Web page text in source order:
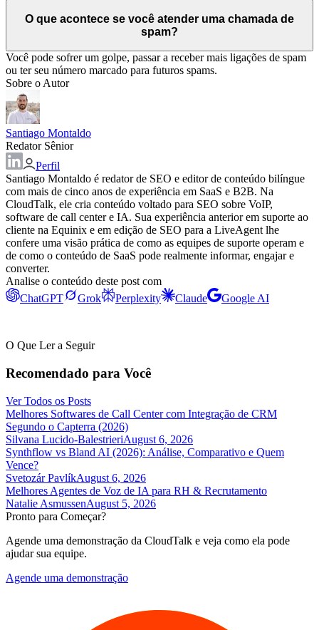
O que acontece se você atender uma chamada de
spam?
Você pode sofrer um golpe, passar a receber mais ligações de spam
ou ter seu número marcado para futuros spams.
Sobre o Autor
Santiago Montaldo
Redator Sênior
Perfil
Santiago Montaldo é redator de SEO e editor de conteúdo bilíngue
com mais de cinco anos de experiência em SaaS e B2B. Na
CloudTalk, ele cria conteúdo voltado para SEO sobre VoIP,
software de call center e IA. Sua experiência anterior em suporte ao
cliente na Equinix e em edição de SEO para a LiveAgent lhe
confere uma visão prática de como as equipes de suporte operam e
de como o conteúdo de SaaS pode realmente informar, engajar e
converter.
Analise o conteúdo deste post com
ChatGPT
Grok Perplexity Claude Google AI
O Que Ler a Seguir
Recomendado para Você
Ver Todos os Posts
Melhores Softwares de Call Center com Integração de CRM
Segundo o Capterra (2026)
Silvana Lucido-BalestrieriAugust 6, 2026
Synthflow vs Bland AI (2026): Análise, Comparativo e Quem
Vence?
Svetozár PavlíkAugust 6, 2026
Melhores Agentes de Voz de IA para RH & Recrutamento
Natalie AsmussenAugust 5, 2026
Pronto para Começar?
Agende uma demonstração da CloudTalk e veja como ela pode
ajudar sua equipe.
Agende uma demonstração